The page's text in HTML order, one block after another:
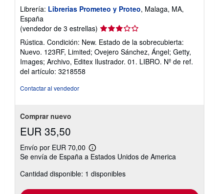
Librería: Librerias Prometeo y Proteo, Malaga, MA,
España
(vendedor de 3 estrellas) Calificación
del
vendedor:
3
de
Rústica. Condición: New. Estado de la sobrecubierta:
Nuevo. 123RF, Limited; Ovejero Sánchez, Ángel; Getty,
Images; Archivo, Editex Ilustrador. 01. LIBRO. Nº de ref.
del artículo: 3218558
Contactar al vendedor
Comprar nuevo
EUR 35,50
Envío por EUR 70,00
Más
información
las
tarifas
Se envía de España a Estados Unidos de America
Cantidad disponible: 1 disponibles